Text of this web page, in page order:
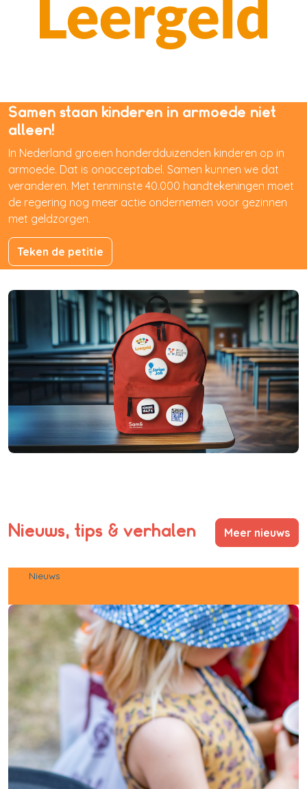
Samen staan kinderen in armoede niet
alleen!
In Nederland groeien honderdduizenden kinderen op in
armoede. Dat is onacceptabel. Samen kunnen we dat
veranderen. Met tenminste 40.000 handtekeningen moet
de regering nog meer actie ondernemen voor gezinnen
met geldzorgen.
Teken de petitie
Nieuws, tips & verhalen Meer nieuws
Nieuws